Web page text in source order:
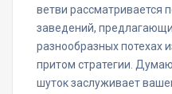
ветви рассматривается
заведений,
разнообразных потехах
притом стратегии.
шуток заслуживает